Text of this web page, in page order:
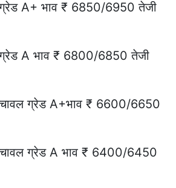
A+ भाव ₹ 6850/6950 तेजी
A भाव ₹ 6800/6850 तेजी
ग्रेड A+भाव ₹ 6600/6650
ग्रेड A भाव ₹ 6400/6450